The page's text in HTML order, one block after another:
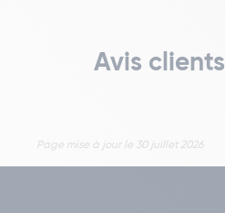
Avis clients
Page mise à jour le 30 juillet 2026